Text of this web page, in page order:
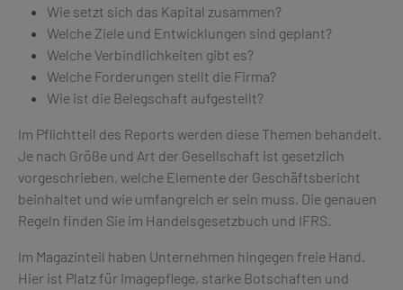
Wie setzt sich das Kapital zusammen?
Welche Ziele und Entwicklungen sind geplant?
Welche Verbindlichkeiten gibt es?
Welche Forderungen stellt die Firma?
Wie ist die Belegschaft aufgestellt?
Im Pflichtteil des Reports werden diese Themen behandelt.
Je nach Größe und Art der Gesellschaft ist gesetzlich
vorgeschrieben, welche Elemente der Geschäftsbericht
beinhaltet und wie umfangreich er sein muss. Die genauen
Regeln finden Sie im Handelsgesetzbuch und IFRS.
Im Magazinteil haben Unternehmen hingegen freie Hand.
Hier ist Platz für Imagepflege, starke Botschaften und